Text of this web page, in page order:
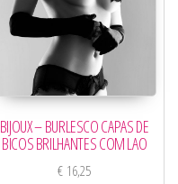
BIJOUX – BURLESCO CAPAS DE
BICOS BRILHANTES COM LAO
€ 16,25